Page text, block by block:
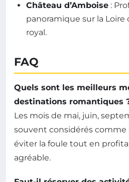
Château d’Amboise :
panoramique sur la Loire
royal.
FAQ
Quels sont les meilleurs
destinations romantiques
Les mois de mai, juin,
souvent considérés comme
éviter la foule tout en
agréable.